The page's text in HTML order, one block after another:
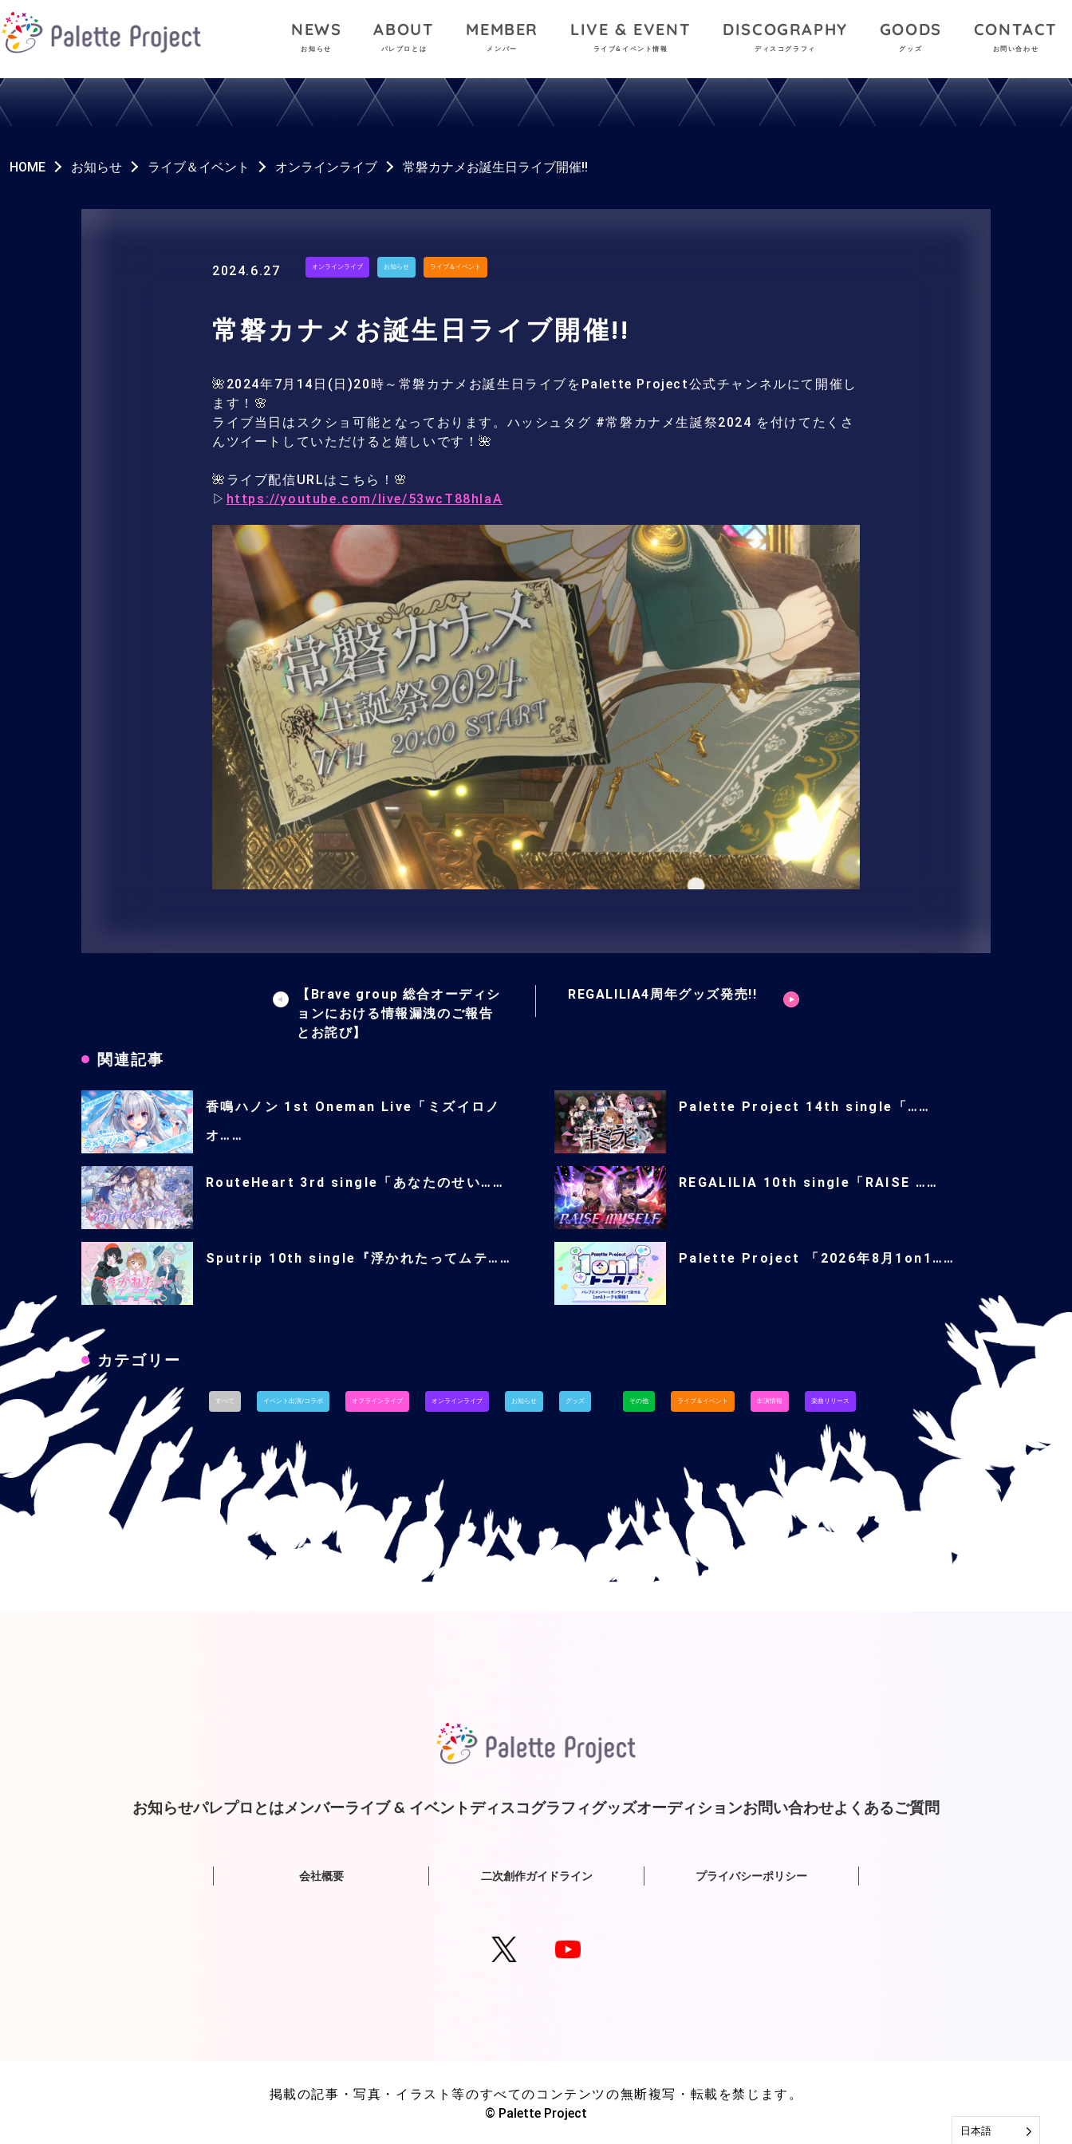
NEWS
お知らせ
ABOUT
パレプロとは
MEMBER
メンバー
LIVE & EVENT
ライブ&イベント情報
DISCOGRAPHY
ディスコグラフィ
GOODS
グッズ
CONTACT
お問い合わせ
HOME お知らせ ライブ＆イベント オンラインライブ 常磐カナメお誕生日ライブ開催!!
2024.6.27 オンラインライブ お知らせ ライブ＆イベント
常磐カナメお誕生日ライブ開催!!
🌺2024年7月14日(日)20時～常磐カナメお誕生日ライブをPalette Project公式チャンネルにて開催し
ます！🌸
ライブ当日はスクショ可能となっております。ハッシュタグ #常磐カナメ生誕祭2024 を付けてたくさ
んツイートしていただけると嬉しいです！🌺
🌺ライブ配信URLはこちら！🌸
▷ https://youtube.com/live/53wcT88hlaA
【Brave group 総合オーディシ
ョンにおける情報漏洩のご報告
とお詫び】
REGALILIA4周年グッズ発売!!
関連記事
香鳴ハノン 1st Oneman Live「ミズイロノ
オ……
Palette Project 14th single「……
RouteHeart 3rd single「あなたのせい…… REGALILIA 10th single「RAISE ……
Sputrip 10th single『浮かれたってムテ…… Palette Project 「2026年8月1on1……
カテゴリー
すべて イベント出演/コラボ オフラインライブ オンラインライブ お知らせ グッズ その他 ライブ＆イベント 出演情報 楽曲リリース
お知らせパレプロとはメンバーライブ & イベントディスコグラフィグッズオーディションお問い合わせよくあるご質問
会社概要 二次創作ガイドライン プライバシーポリシー
掲載の記事・写真・イラスト等のすべてのコンテンツの無断複写・転載を禁じます。
© Palette Project
日本語